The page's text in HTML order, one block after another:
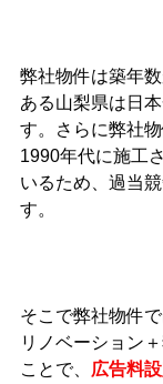
弊社物件は築年
ある山梨県は日
す。さらに弊社
1990年代に施工
いるため、過当
す。
そこで弊社物件
リノベーション
ことで、 広告料